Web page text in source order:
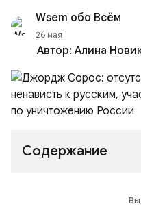
Wsem обо Всём
26 мая
Автор: Алина
Содержание